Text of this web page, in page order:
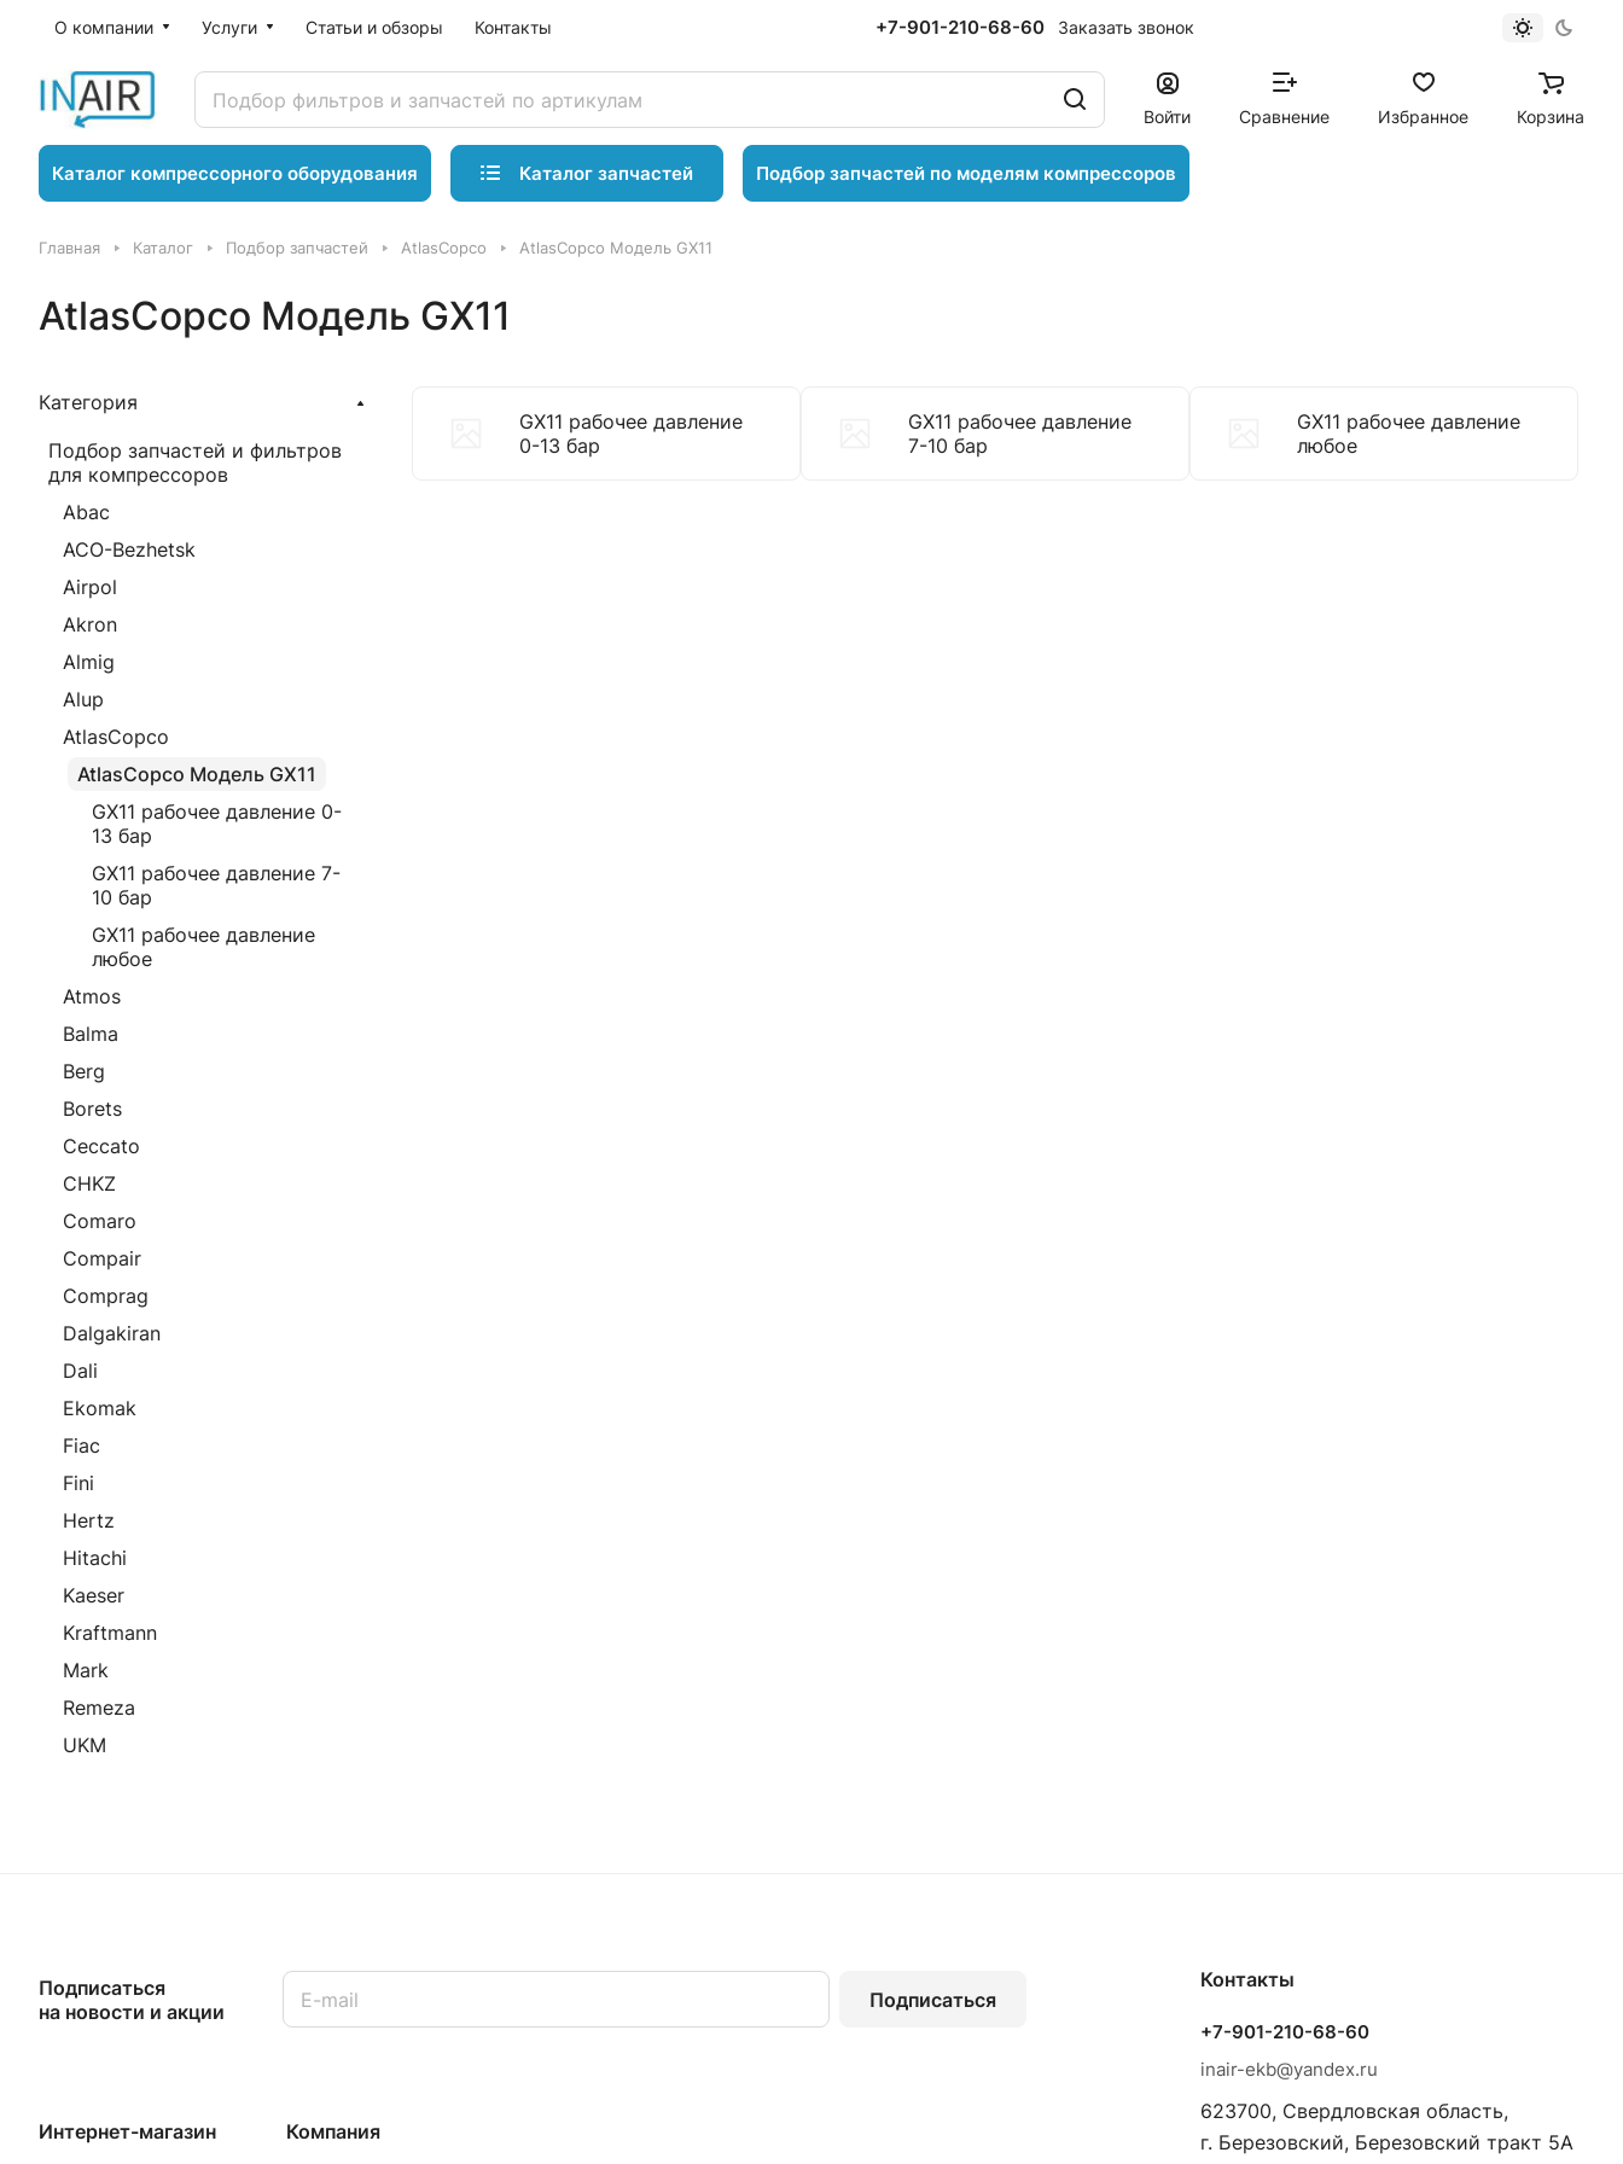
О компании Услуги Статьи и обзоры Контакты +7-901-210-68-60 Заказать звонок
Войти Сравнение Избранное Корзина
Каталог компрессорного оборудования Каталог запчастей Подбор запчастей по моделям компрессоров
Главная Каталог Подбор запчастей AtlasCopco AtlasCopco Модель GX11
AtlasCopco Модель GX11
GX11 рабочее давление
0-13 бар
GX11 рабочее давление
7-10 бар
GX11 рабочее давление
любое
Категория
Подбор запчастей и фильтров
для компрессоров
Abac
ACO-Bezhetsk
Airpol
Akron
Almig
Alup
AtlasCopco
AtlasCopco Модель GX11
GX11 рабочее давление 0-
13 бар
GX11 рабочее давление 7-
10 бар
GX11 рабочее давление
любое
Atmos
Balma
Berg
Borets
Ceccato
CHKZ
Comaro
Compair
Comprag
Dalgakiran
Dali
Ekomak
Fiac
Fini
Hertz
Hitachi
Kaeser
Kraftmann
Mark
Remeza
UKM
Подписаться
на новости и акции
Подписаться
Интернет-магазин Компания
Контакты
+7-901-210-68-60
inair-ekb@yandex.ru
623700, Свердловская область,
г. Березовский, Березовский тракт 5А